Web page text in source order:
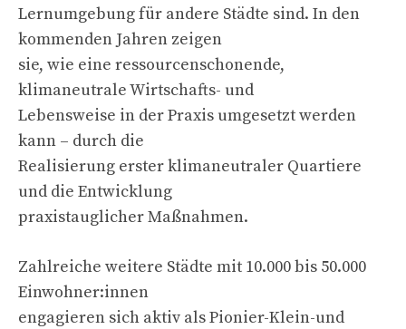
Lernumgebung für andere Städte sind. In den
kommenden Jahren zeigen
sie, wie eine ressourcenschonende,
klimaneutrale Wirtschafts- und
Lebensweise in der Praxis umgesetzt werden
kann – durch die
Realisierung erster klimaneutraler Quartiere
und die Entwicklung
praxistauglicher Maßnahmen.
Zahlreiche weitere Städte mit 10.000 bis 50.000
Einwohner:innen
engagieren sich aktiv als Pionier-Klein-und